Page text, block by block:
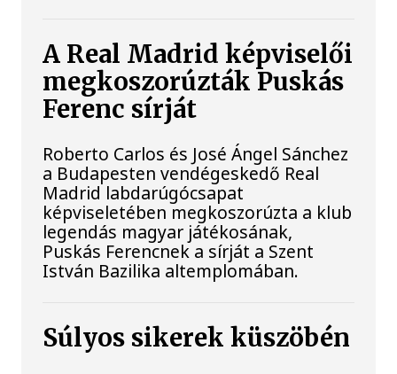
A Real Madrid képviselői
megkoszorúzták Puskás
Ferenc sírját
Roberto Carlos és José Ángel Sánchez
a Budapesten vendégeskedő Real
Madrid labdarúgócsapat
képviseletében megkoszorúzta a klub
legendás magyar játékosának,
Puskás Ferencnek a sírját a Szent
István Bazilika altemplomában.
Súlyos sikerek küszöbén